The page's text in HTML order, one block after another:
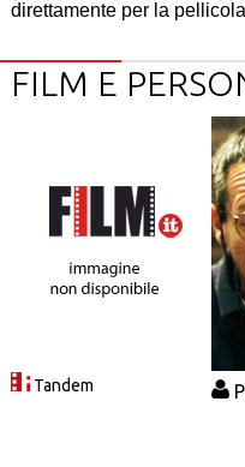
direttamente per la
FILM E
Tandem